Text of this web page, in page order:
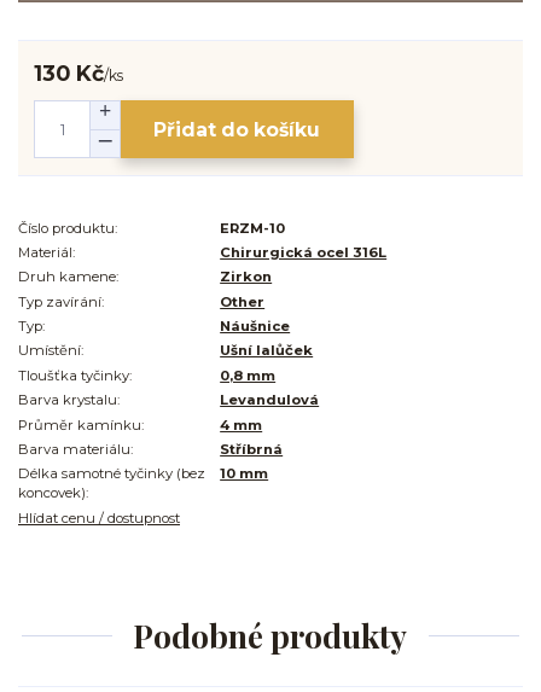
130 Kč/ks
Přidat do košíku
Číslo produktu:
ERZM-10
Materiál:
Chirurgická ocel 316L
Druh kamene:
Zirkon
Typ zavírání:
Other
Typ:
Náušnice
Umístění:
Ušní lalůček
Tloušťka tyčinky:
0,8 mm
Barva krystalu:
Levandulová
Průměr kamínku:
4 mm
Barva materiálu:
Stříbrná
Délka samotné tyčinky (bez
koncovek):
10 mm
Hlídat cenu / dostupnost
Podobné produkty